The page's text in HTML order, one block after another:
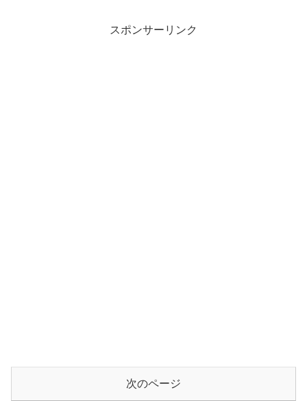
スポンサーリンク
次のページ